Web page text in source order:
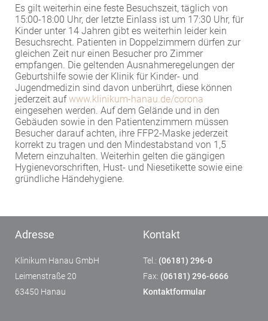
Es gilt weiterhin eine feste Besuchszeit, täglich von
15:00-18:00 Uhr, der letzte Einlass ist um 17:30 Uhr, für
Kinder unter 14 Jahren gibt es weiterhin leider kein
Besuchsrecht. Patienten in Doppelzimmern dürfen zur
gleichen Zeit nur einen Besucher pro Zimmer
empfangen. Die geltenden Ausnahmeregelungen der
Geburtshilfe sowie der Klinik für Kinder- und
Jugendmedizin sind davon unberührt, diese können
jederzeit aufwww.klinikum-hanau.de/corona
eingesehen werden. Auf dem Gelände und in den
Gebäuden sowie in den Patientenzimmern müssen
Besucher darauf achten, ihre FFP2-Maske jederzeit
korrekt zu tragen und den Mindestabstand von 1,5
Metern einzuhalten. Weiterhin gelten die gängigen
Hygienevorschriften, Hust- und Niesetikette sowie eine
gründliche Händehygiene.
Adresse
Klinikum Hanau GmbH
Leimenstraße 20
63450 Hanau
Kontakt
Tel.: (06181) 296-0
Fax: (06181) 296-6666
Kontaktformular